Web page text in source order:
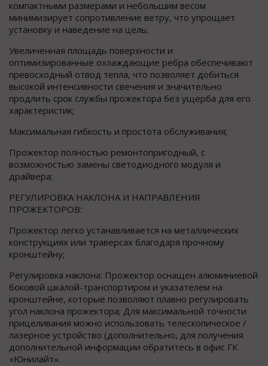
компактными размерами и небольшим весом
минимизирует сопротивление ветру, что упрощает
установку и наведение на цель;
Увеличенная площадь поверхности и
оптимизированные охлаждающие ребра обеспечивают
превосходный отвод тепла, что позволяет добиться
высокой интенсивности свечения и значительно
продлить срок службы прожектора без ущерба для его
характеристик;
Максимальная гибкость и простота обслуживания;
Прожектор полностью ремонтопригодный, с
возможностью замены светодиодного модуля и
драйвера;
РЕГУЛИРОВКА НАКЛОНА И НАПРАВЛЕНИЯ
ПРОЖЕКТОРОВ:
Прожектор легко устанавливается на металлических
конструкциях или траверсах благодаря прочному
кронштейну;
Регулировка наклона: Прожектор оснащен алюминиевой
боковой шкалой-транспортиром и указателем на
кронштейне, которые позволяют плавно регулировать
угол наклона прожектора; Для максимальной точности
прицеливания можно использовать телескопическое /
лазерное устройство (дополнительно, для получения
дополнительной информации обратитесь в офис ГК
«Юнилайт».